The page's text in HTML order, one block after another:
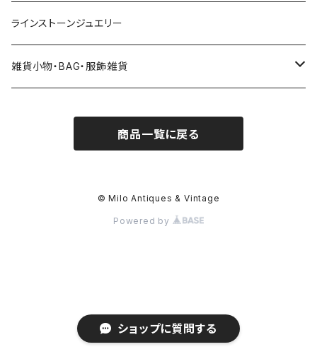
ショップに質問する
ラインストーンジュエリー
雑貨小物・BAG・服飾雑貨
ハンドバッグ etc. 服飾雑貨
雑貨（置き物、食器 etc.）
商品一覧に戻る
© Milo Antiques & Vintage
Powered by